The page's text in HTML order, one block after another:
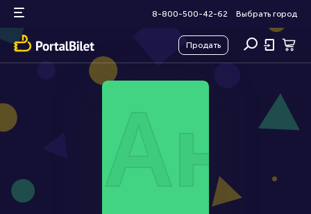
8-800-500-42-62 Выбрать город
Продать